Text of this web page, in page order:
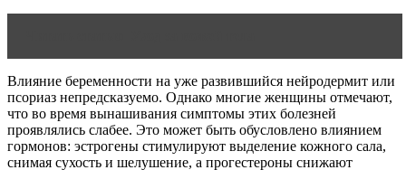
Влияние беременности на уже развившийся нейродермит или
псориаз непредсказуемо. Однако многие женщины отмечают,
что во время вынашивания симптомы этих болезней
проявлялись слабее. Это может быть обусловлено влиянием
гормонов: эстрогены стимулируют выделение кожного сала,
снимая сухость и шелушение, а прогестероны снижают